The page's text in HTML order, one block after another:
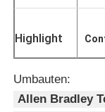
Highlight
Umbauten:
Allen Bradley